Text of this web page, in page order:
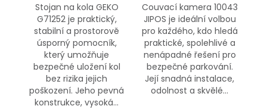
Stojan na kola GEKO
G71252 je praktický,
stabilní a prostorově
úsporný pomocník,
který umožňuje
bezpečné uložení kol
bez rizika jejich
poškození. Jeho pevná
konstrukce, vysoká...
Couvací kamera 10043
JIPOS je ideální volbou
pro každého, kdo hledá
praktické, spolehlivé a
nenápadné řešení pro
bezpečné parkování.
Její snadná instalace,
odolnost a skvělé...